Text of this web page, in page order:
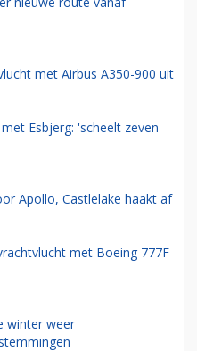
met Airbus A350-900 uit
Esbjerg: 'scheelt zeven
Apollo, Castlelake haakt af
met Boeing 777F
winter weer